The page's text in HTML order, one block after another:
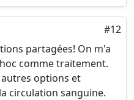
#12
partagées! On m'a
comme traitement.
options et
circulation sanguine.